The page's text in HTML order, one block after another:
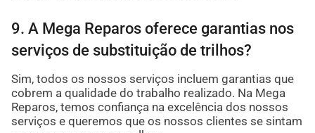
9. A Mega Reparos oferece garantias nos
serviços de substituição de trilhos?
Sim, todos os nossos serviços incluem garantias que
cobrem a qualidade do trabalho realizado. Na Mega
Reparos, temos confiança na excelência dos nossos
serviços e queremos que os nossos clientes se sintam